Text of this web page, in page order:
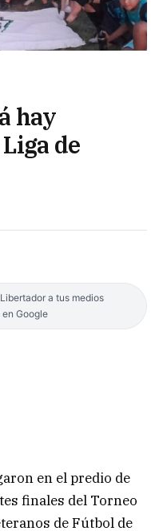
hay
de
a tus medios
Google
en el predio de
finales del Torneo
de Fútbol de